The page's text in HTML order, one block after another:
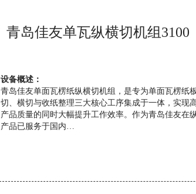
青岛佳友单瓦纵横切机组3100
设备概述：
青岛佳友单面瓦楞纸纵横切机组，是专为单面瓦楞纸
切、横切与收纸整理三大核心工序集成于一体，实现
产品质量的同时大幅提升工作效率。作为青岛佳友在
产品已服务于国内…